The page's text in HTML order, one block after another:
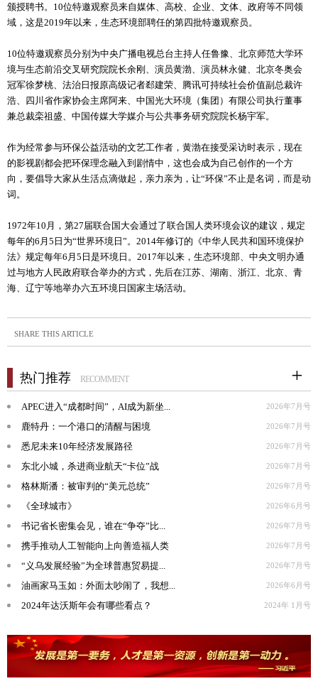
颁授聘书。10位特邀观察员来自媒体、高校、企业、文体、政府等不同领
域，这是2019年以来，生态环境部聘任的第四批特邀观察员。
10位特邀观察员分别为中央广播电视总台主持人任鲁豫、北京师范大学环
境与生态前沿交叉研究院院长余刚、演员黄渤、演员林永健、北京冬奥会
冠军徐梦桃、法治日报原高级记者郄建荣、腾讯可持续社会价值副总裁许
浩、四川省作家协会主席阿来、中国光大环境（集团）有限公司执行董事
兼总裁栾祖盛、中国传媒大学媒介与公共事务研究院院长杨宇军。
作为经常参与环保公益活动的文艺工作者，黄渤在接受采访时表示，现在
的影视剧都会把环保理念融入到剧情中，这也会成为自己创作的一个方
向，要倡导大家从生活点滴做起，亲力亲为，让“环保”不止是名词，而是动
词。
1972年10月，第27届联合国大会通过了联合国人类环境会议的建议，规定
每年的6月5日为“世界环境日”。2014年修订的《中华人民共和国环境保护
法》规定每年6月5日是环境日。2017年以来，生态环境部、中央文明办通
过与地方人民政府联合举办的方式，先后在江苏、湖南、浙江、北京、青
海、辽宁等地举办六五环境日国家主场活动。
SHARE THIS ARTICLE
热门推荐 RECOMMENT
APEC进入“成都时间”，AI成为新坐... 2026年7月号
鹿特丹：一个港口的清醒与困境 2026年7月号
悉尼未来10年经济发展路径 2026年7月号
东北小城，杀进商业航天“卡位”战 2026年7月号
格林斯潘：被审判的“美元总统” 2026年7月号
《全球城市》 2026年6月号
书记省长密集会见，谁在“争夺”比... 2026年7月号
携手推动人工智能向上向善造福人类 2026年7月号
“义乌发展经验”为全球普惠贸易提... 2026年7月号
油画家马玉如：外面太吵闹了，我想... 2026年6月号
2024年达沃斯年会有哪些看点？ 2024年 1月号